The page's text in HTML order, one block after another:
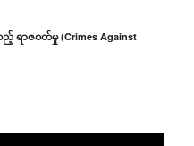
ရာဇဝတ်မှု (Crimes Against